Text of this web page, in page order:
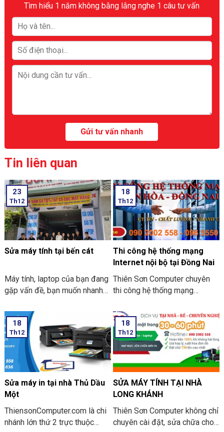
Tìm hiểu 1 năm không bằng lắng nghe 1 câu tư vấn
Tin liên quan
23
Th12
Sửa máy tính tại bến cát
Máy tính, laptop của bạn đang
gặp vấn đề, bạn muốn nhanh
tính tại nhà Bến Cát UY TÍN,
CHẤT LƯỢNG, GIÁ RẺ.
ThiensonComputer.com là đơn
vị sửa máy tính chuyên nghiệp
tại Bình Dương. Với hơn 12
năm kinh nghiệm trong nghề,
chúng tôi hiểu được mong
muốn của quý khách khi sửa
máy tính.
18
Th12
Thi công hệ thống mạng
Internet nội bộ tại Đồng Nai
Thiên Sơn Computer chuyên
thi công hệ thống mạng
Chẳng khó để nhận thấy, công
nghệ thông tin đã trở thành
một phần thiết yếu trong cuộc
sống cũng giống như công
việc của chúng ta. Nhờ mạng
internet, liên kết đa chiều đã
tạo nên thị trường mở rộng, độ
cạnh tranh tốt hơn cho các
doanh Nghiệp hiện nay.
18
Th12
Sửa máy in tại nhà Thủ Dầu
Một
ThiensonComputer.com là chi
nhánh lớn thứ 2 trực thuộc
18
Th12
SỬA MÁY TÍNH TẠI NHÀ
LONG KHÁNH
Thiên Sơn Computer không chỉ
chuyên cài đặt, sửa chữa cho